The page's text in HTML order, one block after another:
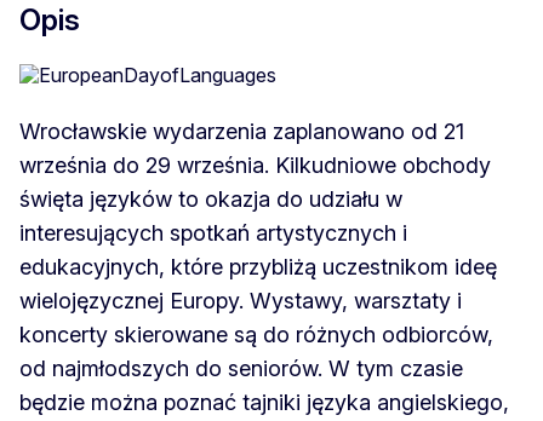
Opis
Wrocławskie wydarzenia zaplanowano od 21
września do 29 września. Kilkudniowe obchody
święta języków to okazja do udziału w
interesujących spotkań artystycznych i
edukacyjnych, które przybliżą uczestnikom ideę
wielojęzycznej Europy. Wystawy, warsztaty i
koncerty skierowane są do różnych odbiorców,
od najmłodszych do seniorów. W tym czasie
będzie można poznać tajniki języka angielskiego,